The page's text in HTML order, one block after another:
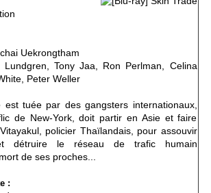
Uekrongtham
Lundgren, Tony Jaa, Ron Perlman, Celina
Peter Weller
est tuée par des gangsters internationaux,
de New-York, doit partir en Asie et faire
policier Thaïlandais, pour assouvir
détruire le réseau de trafic humain
de ses proches...
: